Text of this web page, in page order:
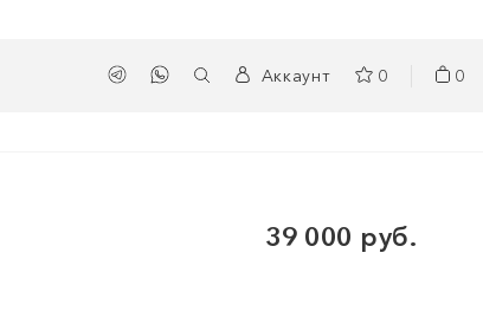
Аккаунт 0 0
39 000 руб.